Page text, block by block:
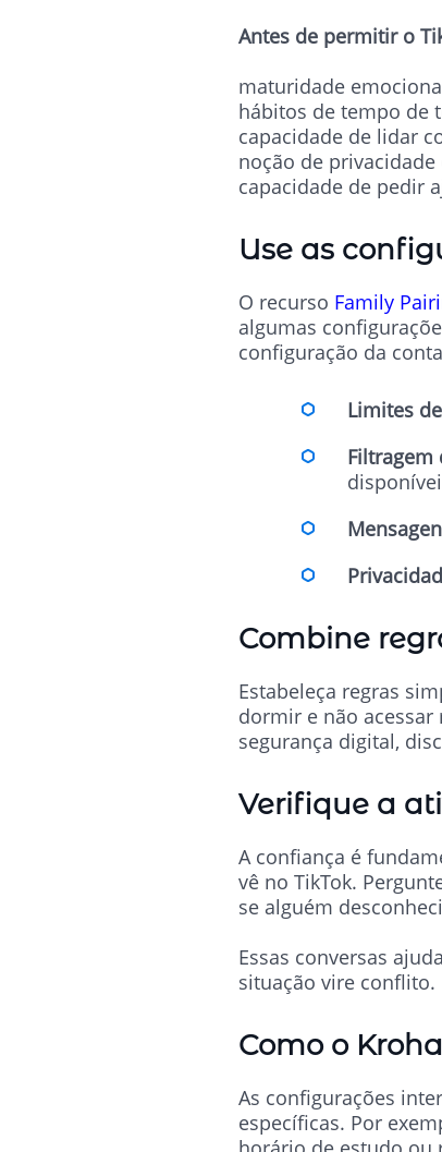
Antes de permitir o
maturidade
hábitos de tempo de
capacidade de lidar
noção de
capacidade de pedir
Use as
O recurso Family
algumas
configuração da
Limites
Filtragem
Combine
Estabeleça regras
dormir e não
segurança digital,
Verifique a
A confiança é
vê no TikTok.
se alguém
Essas conversas
situação vire conflito.
Como o
As configurações
específicas. Por